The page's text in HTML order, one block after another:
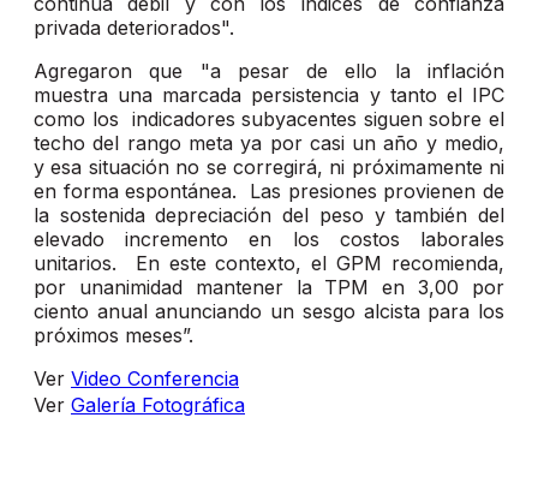
privada deteriorados".
Agregaron que "a pesar de ello la inflación
muestra una marcada persistencia y tanto el IPC
como los indicadores subyacentes siguen sobre el
techo del rango meta ya por casi un año y medio,
y esa situación no se corregirá, ni próximamente ni
en forma espontánea. Las presiones provienen de
la sostenida depreciación del peso y también del
elevado incremento en los costos laborales
unitarios. En este contexto, el GPM recomienda,
por unanimidad mantener la TPM en 3,00 por
ciento anual anunciando un sesgo alcista para los
próximos meses”.
Ver Video Conferencia
Ver Galería Fotográfica